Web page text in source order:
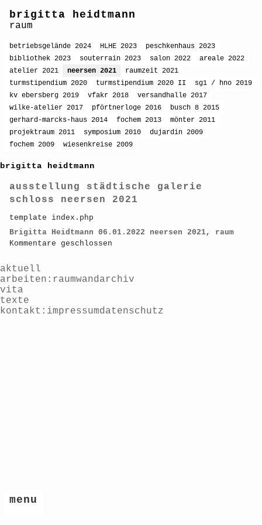
brigitta heidtmann
raum
betriebsgelände 2024 HLHE 2023
peschkenhaus 2023
bibliothek 2023
souterrain 2023 salon 2022
areale 2022
atelier 2021
neersen 2021
raumzeit 2021
turmstipendium 2020
turmstipendium 2020 II
sg1 / hno 2019
kv ebersberg 2019
vfakr 2018
versandhalle 2017
wilke-atelier 2017
pförtnerloge 2016
busch 8 2015
gerhard-marcks-haus 2014
fochem 2013
mönter 2011
projektraum 2011
symposium 2010
dujardin 2009
fochem 2009
wiesenkreise 2009
brigitta heidtmann
ausstellung städtische galerie
schloss neersen 2021
template index.php
Brigitta Heidtmann 06.01.2022 neersen 2021, raum
Kommentare geschlossen
aktuell
arbeiten
raumwandarchiv
vita
texte
kontakt
impressumdatenschutz
menu